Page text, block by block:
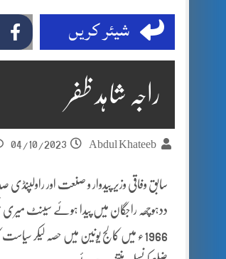
شیئر کریں
راجہ شاہد ظفر
Abdul Khateeb
04/10/2023
سابق وفاقی وزیر پیدوار و صنعت اور
ددہوچھہ راجگان میں پیدا ہوئے سینٹ میری